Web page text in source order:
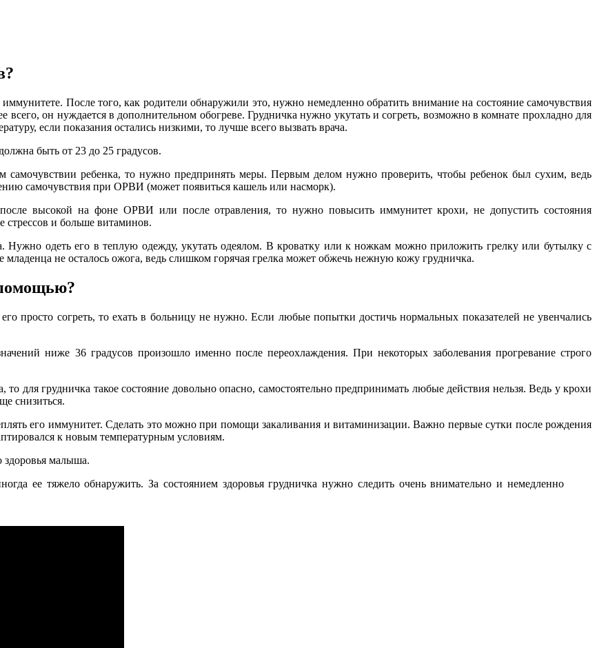
иммунитете. После того, как родители обнаружили это, нужно немедленно обратить внимание на состояние самочувствия
всего, он нуждается в дополнительном обогреве. Грудничка нужно укутать и согреть, возможно в комнате прохладно для
если показания остались низкими, то лучше всего вызвать врача.
быть от 23 до 25 градусов.
самочувствии ребенка, то нужно предпринять меры. Первым делом нужно проверить, чтобы ребенок был сухим, ведь
самочувствия при ОРВИ (может появиться кашель или насморк).
после высокой на фоне ОРВИ или после отравления, то нужно повысить иммунитет крохи, не допустить состояния
и больше витаминов.
Нужно одеть его в теплую одежду, укутать одеялом. В кроватку или к ножкам можно приложить грелку или бутылку с
не осталось ожога, ведь слишком горячая грелка может обжечь нежную кожу грудничка.
просто согреть, то ехать в больницу не нужно. Если любые попытки достичь нормальных показателей не увенчались
ниже 36 градусов произошло именно после переохлаждения. При некоторых заболевания прогревание строго
для грудничка такое состояние довольно опасно, самостоятельно предпринимать любые действия нельзя. Ведь у крохи
снизиться.
его иммунитет. Сделать это можно при помощи закаливания и витаминизации. Важно первые сутки после рождения
к новым температурным условиям.
здоровья малыша.
ее тяжело обнаружить. За состоянием здоровья грудничка нужно следить очень внимательно и немедленно